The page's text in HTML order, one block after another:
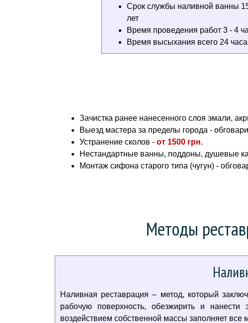
Срок службы наливной ванны
лет
Время проведения работ 3 - 4
Время высыхания всего 24 часа
Зачистка ранее нанесенного слоя эмали,
Выезд мастера за пределы города -
Устранение сколов - от 1500 грн.
Нестандартные ванны, поддоны, душевые
Монтаж сифона старого типа (чугун) -
Методы
Наливная реставрация – метод, который
рабочую поверхность, обезжирить и
воздействием собственной массы заполняет